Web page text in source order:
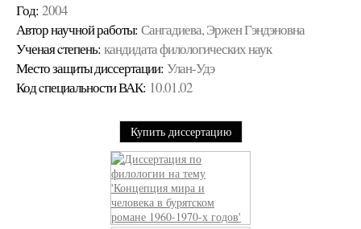
Год: 2004
Автор научной работы: Сангадиева, Эржен Гэндэновна
Ученая cтепень: кандидата филологических наук
Место защиты диссертации: Улан-Удэ
Код cпециальности ВАК: 10.01.02
Купить диссертацию